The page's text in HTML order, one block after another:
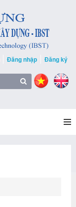
Đăng nhập Đăng ký